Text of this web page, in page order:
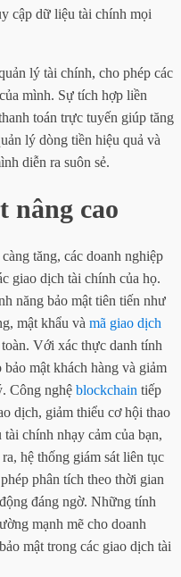
cập dữ liệu tài chính mọi
lý tài chính, cho phép các
mình. Sự tích hợp liền
toán trực tuyến giúp tăng
lý dòng tiền hiệu quả và
diễn ra suôn sẻ.
nâng cao
tăng, các doanh nghiệp
giao dịch tài chính của họ.
năng bảo mật tiên tiến như
mật khẩu và mã giao dịch
Với xác thực danh tính
mật khách hàng và giảm
Công nghệ blockchain tiếp
dịch, giảm thiểu cơ hội thao
chính nhạy cảm của bạn,
hệ thống giám sát liên tục
phân tích theo thời gian
đáng ngờ. Những tính
mạnh mẽ cho doanh
mật trong các giao dịch tài